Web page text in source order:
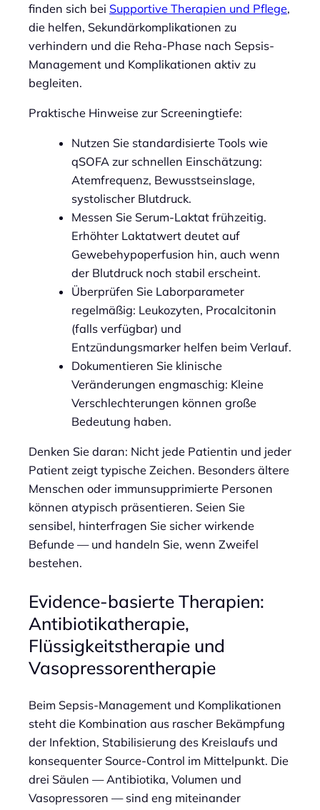
finden sich bei Supportive Therapien und Pflege,
die helfen, Sekundärkomplikationen zu
verhindern und die Reha-Phase nach Sepsis-
Management und Komplikationen aktiv zu
begleiten.
Praktische Hinweise zur Screeningtiefe:
Nutzen Sie standardisierte Tools wie
qSOFA zur schnellen Einschätzung:
Atemfrequenz, Bewusstseinslage,
systolischer Blutdruck.
Messen Sie Serum-Laktat frühzeitig.
Erhöhter Laktatwert deutet auf
Gewebehypoperfusion hin, auch wenn
der Blutdruck noch stabil erscheint.
Überprüfen Sie Laborparameter
regelmäßig: Leukozyten, Procalcitonin
(falls verfügbar) und
Entzündungsmarker helfen beim Verlauf.
Dokumentieren Sie klinische
Veränderungen engmaschig: Kleine
Verschlechterungen können große
Bedeutung haben.
Denken Sie daran: Nicht jede Patientin und jeder
Patient zeigt typische Zeichen. Besonders ältere
Menschen oder immunsupprimierte Personen
können atypisch präsentieren. Seien Sie
sensibel, hinterfragen Sie sicher wirkende
Befunde — und handeln Sie, wenn Zweifel
bestehen.
Evidence-basierte Therapien:
Antibiotikatherapie,
Flüssigkeitstherapie und
Vasopressorentherapie
Beim Sepsis-Management und Komplikationen
steht die Kombination aus rascher Bekämpfung
der Infektion, Stabilisierung des Kreislaufs und
konsequenter Source-Control im Mittelpunkt. Die
drei Säulen — Antibiotika, Volumen und
Vasopressoren — sind eng miteinander